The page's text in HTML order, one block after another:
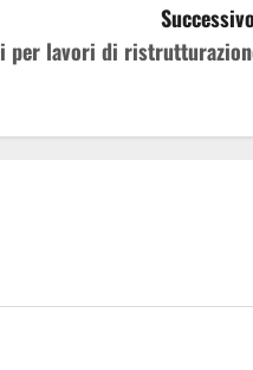
per lavori di